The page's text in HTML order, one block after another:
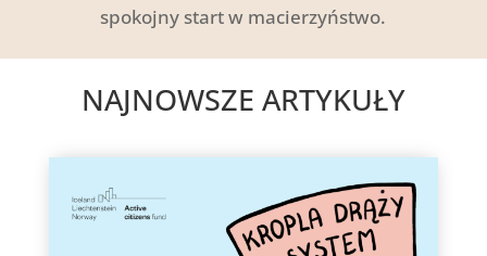
spokojny start w macierzyństwo.
NAJNOWSZE ARTYKUŁY